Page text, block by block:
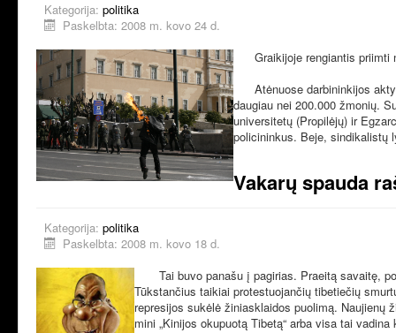
Kategorija: politika
Paskelbta: 2008 m. kovo 24 d.
Graikijoje rengiantis priimti
Atėnuose darbininkijos
daugiau nei 200.000 žmonių.
universitetų (Propilėjų) ir
policininkus. Beje, sindikalistų
Vakarų spauda
Kategorija: politika
Paskelbta: 2008 m. kovo 18 d.
Tai buvo panašu į pagirias. Praeitą savaitę, po
Tūkstančius taikiai protestuojančių tibetiečių
represijos sukėlė žiniasklaidos puolimą. Naujienų
mini „Kinijos okupuotą Tibetą“ arba visa tai